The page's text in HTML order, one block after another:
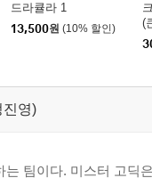
드라큘라 1
13,500원 (10% 할인)
(
진영)
는 팀이다. 미스터 고딕